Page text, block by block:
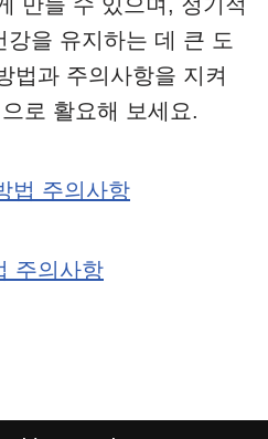
을 유지하는 데 큰 도
법과 주의사항을 지켜
로 활요해 보세요.
법 주의사항
주의사항